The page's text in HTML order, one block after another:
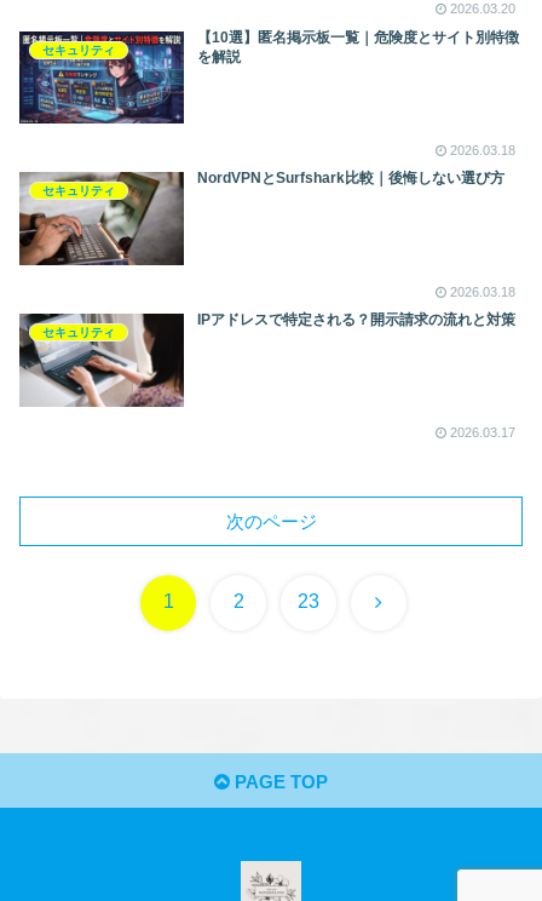
2026.03.20
セキュリティ
【10選】匿名掲示板一覧｜危険度とサイト別特徴
を解説
2026.03.18
セキュリティ
NordVPNとSurfshark比較｜後悔しない選び方
2026.03.18
セキュリティ
IPアドレスで特定される？開示請求の流れと対策
2026.03.17
次のページ
1 2 23 次
PAGE TOP